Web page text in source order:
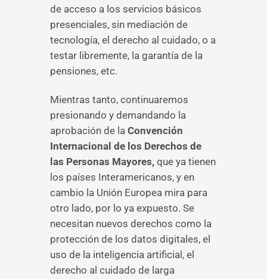
de acceso a los servicios básicos
presenciales, sin mediación de
tecnología, el derecho al cuidado, o a
testar libremente, la garantía de la
pensiones, etc.
Mientras tanto, continuaremos
presionando y demandando la
aprobación de la Convención
Internacional de los Derechos de
las Personas Mayores, que ya tienen
los países Interamericanos, y en
cambio la Unión Europea mira para
otro lado, por lo ya expuesto. Se
necesitan nuevos derechos como la
protección de los datos digitales, el
uso de la inteligencia artificial, el
derecho al cuidado de larga